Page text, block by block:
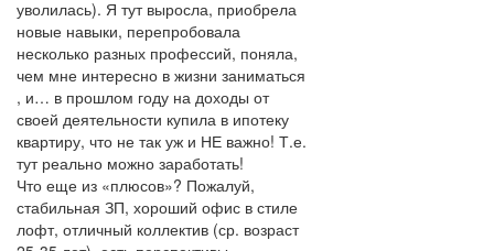
уволилась). Я тут выросла, приобрела
новые навыки, перепробовала
несколько разных профессий, поняла,
чем мне интересно в жизни заниматься
, и… в прошлом году на доходы от
своей деятельности купила в ипотеку
квартиру, что не так уж и НЕ важно! Т.е.
тут реально можно заработать!
Что еще из «плюсов»? Пожалуй,
стабильная ЗП, хороший офис в стиле
лофт, отличный коллектив (ср. возраст